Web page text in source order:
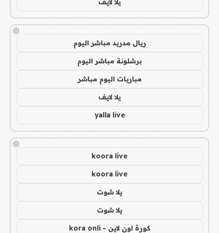
!
ريال مدريد مباشر اليوم
برشلونة مباشر اليوم
مباريات اليوم مباشر
يلا لايف
yalla live
!
koora live
koora live
يلا شوت
يلا شوت
كورة اون لاين - kora onli